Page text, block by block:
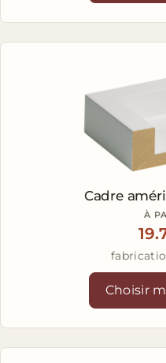
Cadre
À
Choisir